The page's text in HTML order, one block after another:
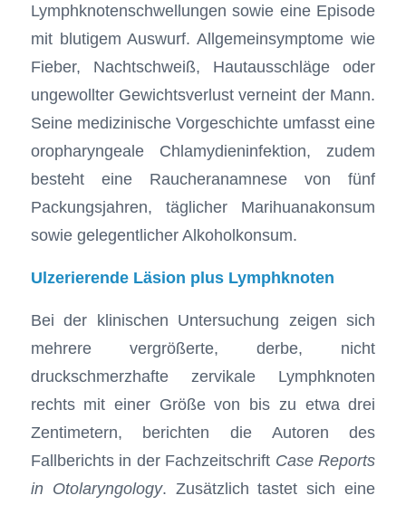
Lymphknotenschwellungen sowie eine Episode
mit blutigem Auswurf. Allgemeinsymptome wie
Fieber, Nachtschweiß, Hautausschläge oder
ungewollter Gewichtsverlust verneint der Mann.
Seine medizinische Vorgeschichte umfasst eine
oropharyngeale Chlamydieninfektion, zudem
besteht eine Raucheranamnese von fünf
Packungsjahren, täglicher Marihuanakonsum
sowie gelegentlicher Alkoholkonsum.
Ulzerierende Läsion plus Lymphknoten
Bei der klinischen Untersuchung zeigen sich
mehrere vergrößerte, derbe, nicht
druckschmerzhafte zervikale Lymphknoten
rechts mit einer Größe von bis zu etwa drei
Zentimetern, berichten die Autoren des
Fallberichts in der Fachzeitschrift Case Reports
in Otolaryngology. Zusätzlich tastet sich eine